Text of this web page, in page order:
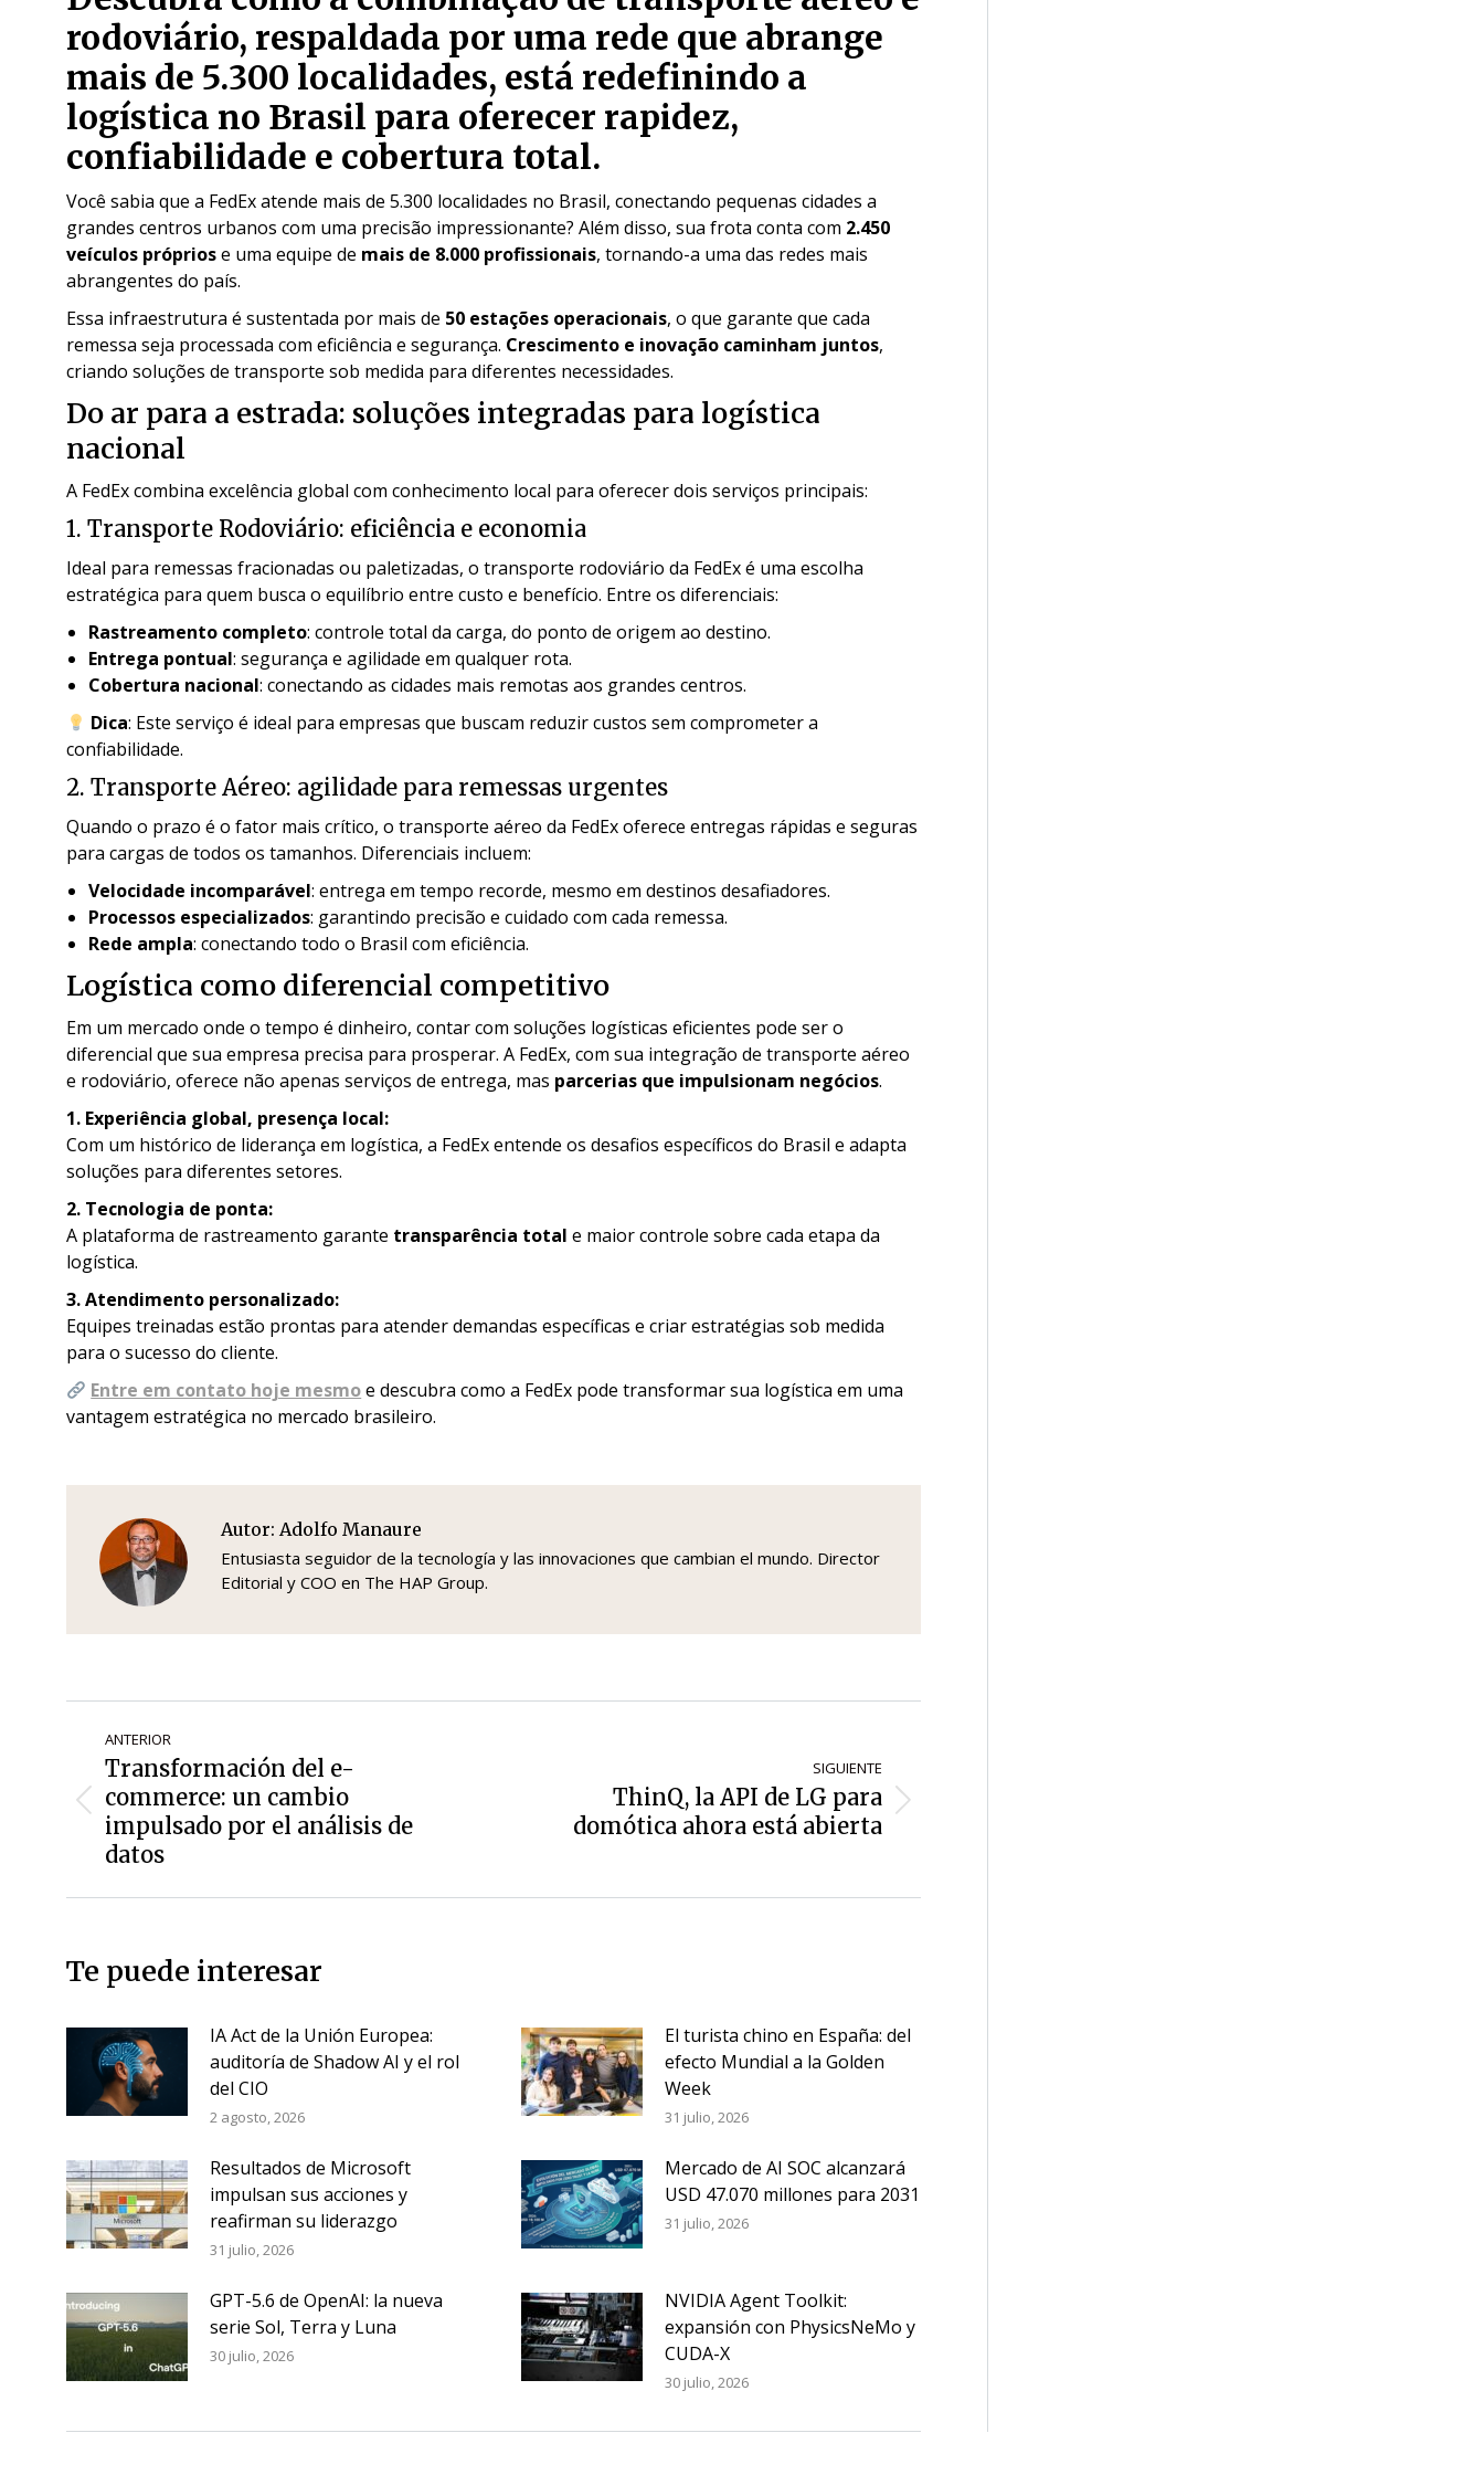
rodoviário, respaldada por uma rede que abrange
mais de 5.300 localidades, está redefinindo a
logística no Brasil para oferecer rapidez,
confiabilidade e cobertura total.
Você sabia que a FedEx atende mais de 5.300 localidades no Brasil, conectando pequenas cidades a
grandes centros urbanos com uma precisão impressionante? Além disso, sua frota conta com 2.450
veículos própriose uma equipe de mais de 8.000 profissionais, tornando-a uma das redes mais
abrangentes do país.
Essa infraestrutura é sustentada por mais de 50 estações operacionais, o que garante que cada
remessa seja processada com eficiência e segurança. Crescimento e inovação caminham juntos,
criando soluções de transporte sob medida para diferentes necessidades.
Do ar para a estrada: soluções integradas para logística
nacional
A FedEx combina excelência global com conhecimento local para oferecer dois serviços principais:
1. Transporte Rodoviário: eficiência e economia
Ideal para remessas fracionadas ou paletizadas, o transporte rodoviário da FedEx é uma escolha
estratégica para quem busca o equilíbrio entre custo e benefício. Entre os diferenciais:
Rastreamento completo: controle total da carga, do ponto de origem ao destino.
Entrega pontual: segurança e agilidade em qualquer rota.
Cobertura nacional: conectando as cidades mais remotas aos grandes centros.
Dica: Este serviço é ideal para empresas que buscam reduzir custos sem comprometer a
confiabilidade.
2. Transporte Aéreo: agilidade para remessas urgentes
Quando o prazo é o fator mais crítico, o transporte aéreo da FedEx oferece entregas rápidas e seguras
para cargas de todos os tamanhos. Diferenciais incluem:
Velocidade incomparável: entrega em tempo recorde, mesmo em destinos desafiadores.
Processos especializados: garantindo precisão e cuidado com cada remessa.
Rede ampla: conectando todo o Brasil com eficiência.
Logística como diferencial competitivo
Em um mercado onde o tempo é dinheiro, contar com soluções logísticas eficientes pode ser o
diferencial que sua empresa precisa para prosperar. A FedEx, com sua integração de transporte aéreo
e rodoviário, oferece não apenas serviços de entrega, mas parcerias que impulsionam negócios.
1. Experiência global, presença local:
Com um histórico de liderança em logística, a FedEx entende os desafios específicos do Brasil e adapta
soluções para diferentes setores.
2. Tecnologia de ponta:
A plataforma de rastreamento garante transparência total e maior controle sobre cada etapa da
logística.
3. Atendimento personalizado:
Equipes treinadas estão prontas para atender demandas específicas e criar estratégias sob medida
para o sucesso do cliente.
Entre em contato hoje mesmoe descubra como a FedEx pode transformar sua logística em uma
vantagem estratégica no mercado brasileiro.
Autor: Adolfo Manaure
Entusiasta seguidor de la tecnología y las innovaciones que cambian el mundo. Director
Editorial y COO en The HAP Group.
entradas
ANTERIOR
Entrada
anterior:
Transformación del e-
commerce: un cambio
impulsado por el análisis de
datos
SIGUIENTE
Siguiente
entrada:
ThinQ, la API de LG para
domótica ahora está abierta
Te puede interesar
IA Act de la Unión Europea:
auditoría de Shadow AI y el rol
del CIO
2 agosto, 2026
El turista chino en España: del
efecto Mundial a la Golden
Week
31 julio, 2026
Resultados de Microsoft
impulsan sus acciones y
reafirman su liderazgo
31 julio, 2026
Mercado de AI SOC alcanzará
USD 47.070 millones para 2031
31 julio, 2026
GPT-5.6 de OpenAI: la nueva
serie Sol, Terra y Luna
30 julio, 2026
NVIDIA Agent Toolkit:
expansión con PhysicsNeMo y
CUDA-X
30 julio, 2026